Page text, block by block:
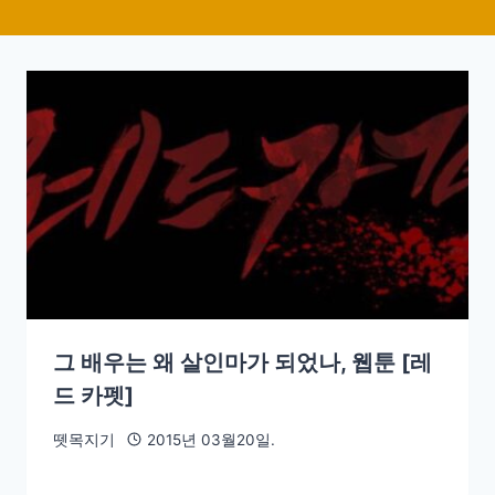
그 배우는 왜 살인마가 되었나, 웹툰 [레
드 카펫]
뗏목지기 2015년 03월20일.